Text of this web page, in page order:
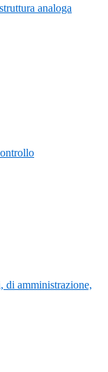
analoga
amministrazione,